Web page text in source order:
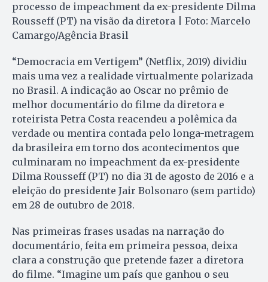
processo de impeachment da ex-presidente Dilma
Rousseff (PT) na visão da diretora | Foto: Marcelo
Camargo/Agência Brasil
“Democracia em Vertigem” (Netflix, 2019) dividiu
mais uma vez a realidade virtualmente polarizada
no Brasil. A indicação ao Oscar no prêmio de
melhor documentário do filme da diretora e
roteirista Petra Costa reacendeu a polêmica da
verdade ou mentira contada pelo longa-metragem
da brasileira em torno dos acontecimentos que
culminaram no impeachment da ex-presidente
Dilma Rousseff (PT) no dia 31 de agosto de 2016 e a
eleição do presidente Jair Bolsonaro (sem partido)
em 28 de outubro de 2018.
Nas primeiras frases usadas na narração do
documentário, feita em primeira pessoa, deixa
clara a construção que pretende fazer a diretora
do filme. “Imagine um país que ganhou o seu